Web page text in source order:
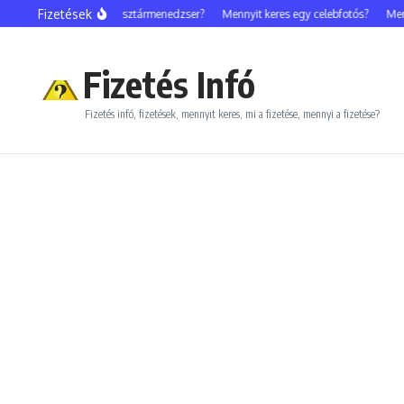
Ugrás a tartalomhoz
Fizetések
Mennyit keres egy sztármenedzser? Mennyit keres egy celebfotós?
Fizetés Infó
Fizetés infó, fizetések, mennyit keres, mi a fizetése, mennyi a fizetése?